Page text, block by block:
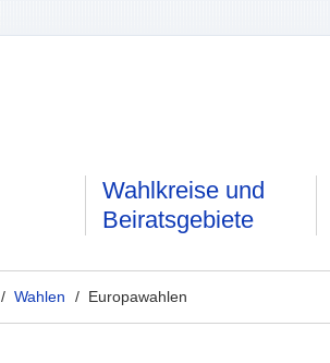
Wahlkreise und
Beiratsgebiete
/Wahlen / Europawahlen